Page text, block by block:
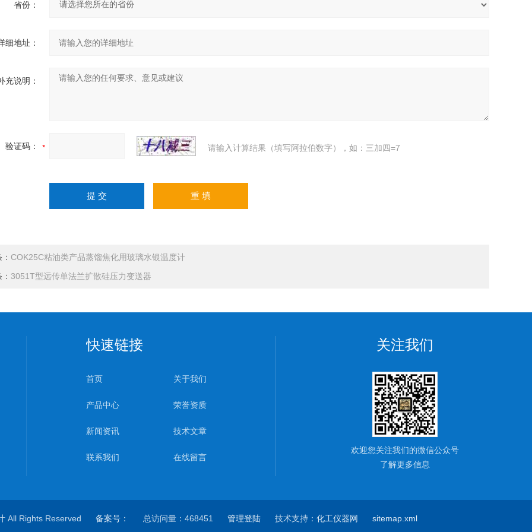
省份：
细地址：
充说明：
验证码： 请输入计算结果（填写阿拉伯数字），如：三加四=7
COK25C粘油类产品蒸馏焦化用玻璃水银温度计
3051T型远传单法兰扩散硅压力变送器
快速链接
首页 关于我们
产品中心 荣誉资质
新闻资讯 技术文章
联系我们 在线留言
关注我们
欢迎您关注我们的微信公众号
了解更多信息
All Rights Reserved 备案号： 总访问量：468451 管理登陆 技术支持： 化工仪器网 sitemap.xml